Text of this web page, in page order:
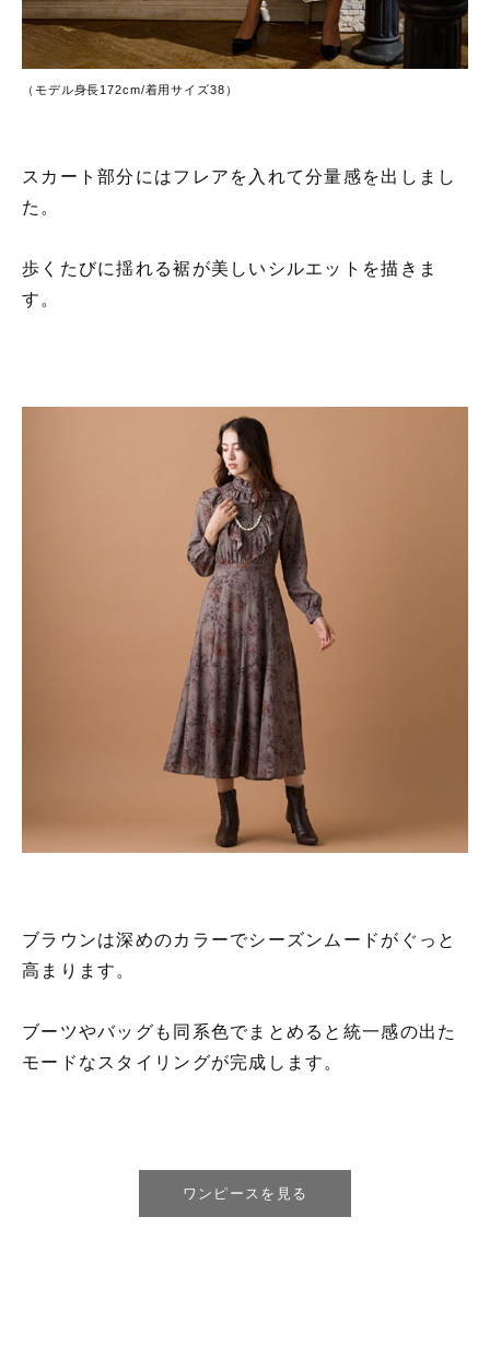
（モデル身長172cm/着用サイズ38）
スカート部分にはフレアを入れて分量感を出しまし
た。
歩くたびに揺れる裾が美しいシルエットを描きま
す。
ブラウンは深めのカラーでシーズンムードがぐっと
高まります。
ブーツやバッグも同系色でまとめると統一感の出た
モードなスタイリングが完成します。
ワンピースを見る